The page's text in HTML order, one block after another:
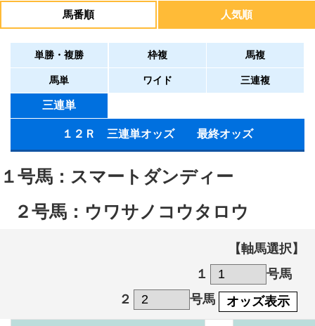
馬番順 人気順
単勝・複勝 枠複 馬複
馬単 ワイド 三連複
三連単
１２Ｒ 三連単オッズ 最終オッズ
１号馬：スマートダンディー
２号馬：ウワサノコウタロウ
【軸馬選択】
１
号馬
２
号馬 オッズ表示